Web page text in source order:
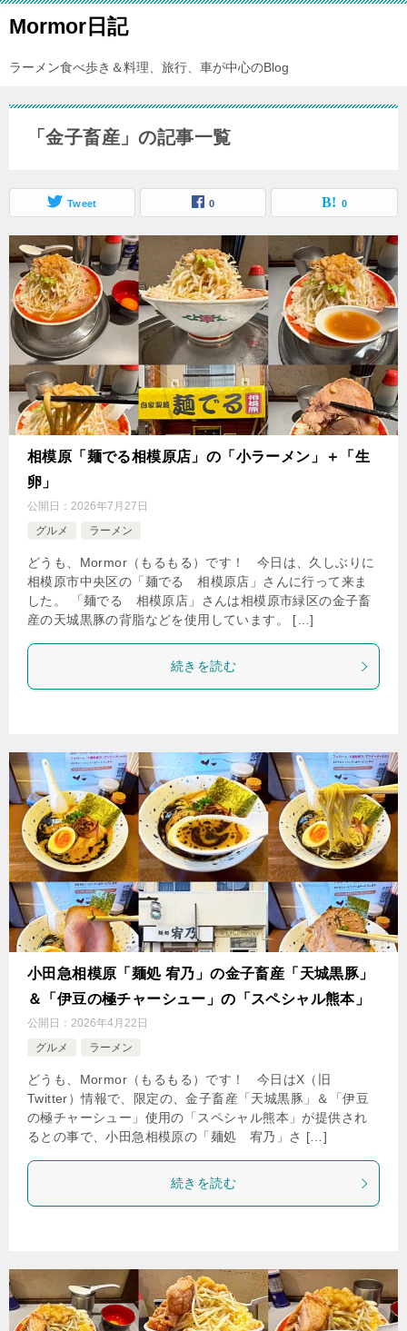
Mormor日記
ラーメン食べ歩き＆料理、旅行、車が中心のBlog
「金子畜産」の記事一覧
Tweet 0 0
相模原「麺でる相模原店」の「小ラーメン」＋「生
卵」
公開日： 2026年7月27日
グルメ
ラーメン
どうも、Mormor（もるもる）です！ 今日は、久しぶりに
相模原市中央区の「麺でる 相模原店」さんに行って来ま
した。 「麺でる 相模原店」さんは相模原市緑区の金子畜
産の天城黒豚の背脂などを使用しています。 […]
続きを読む
小田急相模原「麺処 宥乃」の金子畜産「天城黒豚」
＆「伊豆の極チャーシュー」の「スペシャル熊本」
公開日： 2026年4月22日
グルメ
ラーメン
どうも、Mormor（もるもる）です！ 今日はX（旧
Twitter）情報で、限定の、金子畜産「天城黒豚」＆「伊豆
の極チャーシュー」使用の「スペシャル熊本」が提供され
るとの事で、小田急相模原の「麺処 宥乃」さ […]
続きを読む